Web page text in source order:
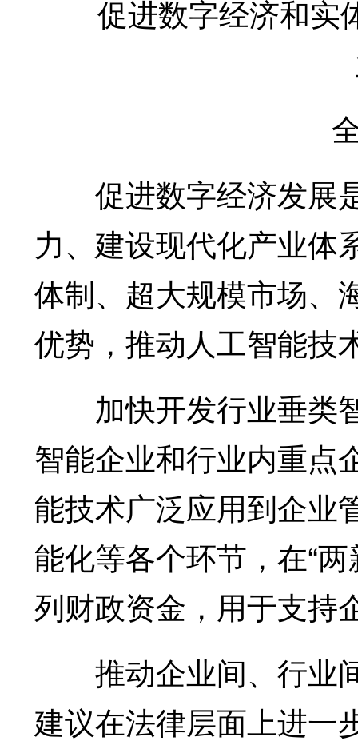
促进数字经济和实
全
促进数字经济发展是
力、建设现代化产业体
体制、超大规模市场、
优势，推动人工智能技
加快开发行业垂类
智能企业和行业内重点
能技术广泛应用到企业
能化等各个环节，在“
列财政资金，用于支持
推动企业间、行业
建议在法律层面上进一